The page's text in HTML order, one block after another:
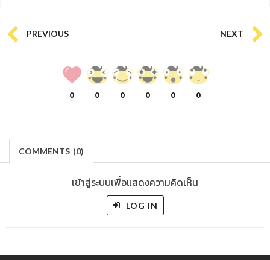
PREVIOUS NEXT
0 0 0 0 0 0
COMMENTS (0)
เข้าสู่ระบบเพื่อแสดงความคิดเห็น
LOG IN